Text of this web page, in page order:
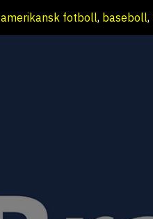
amerikansk fotboll, baseboll,